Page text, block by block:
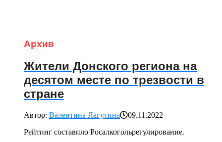
Архив
Жители Донского региона на
десятом месте по трезвости в
стране
Автор: Валентина Лагутина
09.11.2022
Рейтинг составило Росалкогольрегулирование.